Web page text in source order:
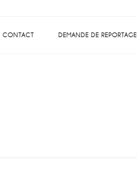
CONTACT DEMANDE DE REPORTAGE